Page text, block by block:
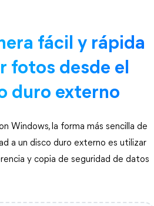
fácil y rápida
fotos desde el
duro externo
Windows, la forma más sencilla de
a un disco duro externo es utilizar
y copia de seguridad de datos